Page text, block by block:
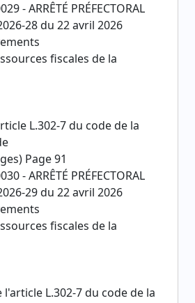
- ARRÊTÉ PRÉFECTORAL
28 du 22 avril 2026
fiscales de la
L.302-7 du code de la
Page 91
- ARRÊTÉ PRÉFECTORAL
29 du 22 avril 2026
fiscales de la
L.302-7 du code de la